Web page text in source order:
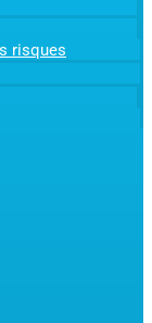
risques